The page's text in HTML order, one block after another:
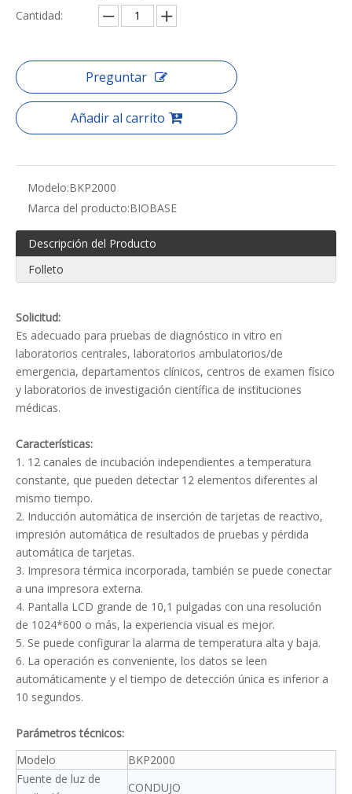
Cantidad:
Preguntar
Añadir al carrito
Modelo:BKP2000
Marca del producto:BIOBASE
Descripción del Producto
Folleto
Solicitud:
Es adecuado para pruebas de diagnóstico in vitro en
laboratorios centrales, laboratorios ambulatorios/de
emergencia, departamentos clínicos, centros de examen físico
y laboratorios de investigación científica de instituciones
médicas.
Características:
1. 12 canales de incubación independientes a temperatura
constante, que pueden detectar 12 elementos diferentes al
mismo tiempo.
2. Inducción automática de inserción de tarjetas de reactivo,
impresión automática de resultados de pruebas y pérdida
automática de tarjetas.
3. Impresora térmica incorporada, también se puede conectar
a una impresora externa.
4. Pantalla LCD grande de 10,1 pulgadas con una resolución
de 1024*600 o más, la experiencia visual es mejor.
5. Se puede configurar la alarma de temperatura alta y baja.
6. La operación es conveniente, los datos se leen
automáticamente y el tiempo de detección única es inferior a
10 segundos.
Parámetros técnicos:
Modelo
BKP2000
Fuente de luz de
CONDUJO